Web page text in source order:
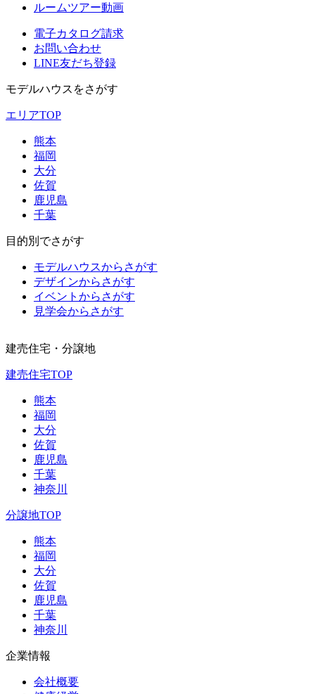
ルームツアー動画
電子カタログ請求
お問い合わせ
LINE友だち登録
モデルハウスをさがす
エリアTOP
熊本
福岡
大分
佐賀
鹿児島
千葉
目的別でさがす
モデルハウスからさがす
デザインからさがす
イベントからさがす
見学会からさがす
建売住宅・分譲地
建売住宅TOP
熊本
福岡
大分
佐賀
鹿児島
千葉
神奈川
分譲地TOP
熊本
福岡
大分
佐賀
鹿児島
千葉
神奈川
企業情報
会社概要